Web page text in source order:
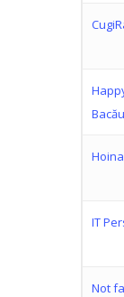
Bacău
IT
Not